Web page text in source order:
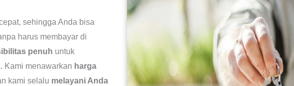
sehingga Anda bisa
harus membayar di
penuh untuk
Kami menawarkan harga
kami selalu melayani Anda